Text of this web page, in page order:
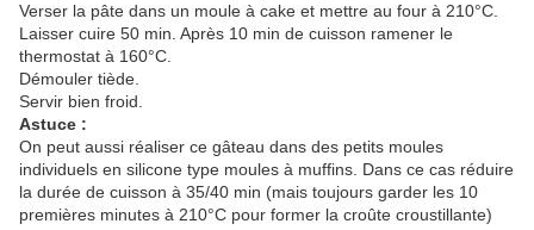
Verser la pâte dans un moule à cake et mettre au four à 210°C.
Laisser cuire 50 min. Après 10 min de cuisson ramener le
thermostat à 160°C.
Démouler tiède.
Servir bien froid.
Astuce :
On peut aussi réaliser ce gâteau dans des petits moules
individuels en silicone type moules à muffins. Dans ce cas réduire
la durée de cuisson à 35/40 min (mais toujours garder les 10
premières minutes à 210°C pour former la croûte croustillante)